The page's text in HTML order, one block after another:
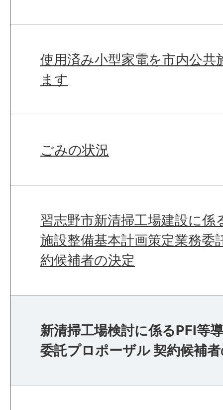
使用済み小型家電を市内公共
ます
ごみの状況
習志野市新清掃工場建設に係
施設整備基本計画策定業務委
約候補者の決定
新清掃工場検討に係るPFI等
委託プロポーザル 契約候補